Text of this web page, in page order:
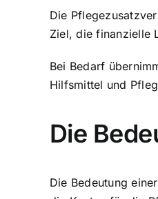
Die
Ziel, die finanzielle
Bei Bedarf
Hilfsmittel und
Die
Die Bedeutung